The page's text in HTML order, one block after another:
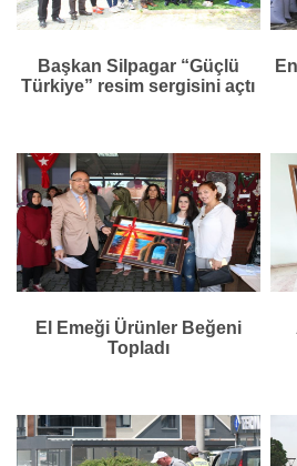
Başkan Silpagar “Güçlü
Türkiye” resim sergisini açtı
El Emeği Ürünler Beğeni
Topladı